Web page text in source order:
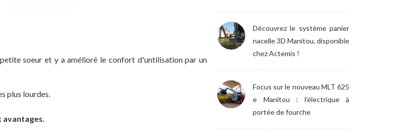
soeur et y a amélioré le confort d'untilisation par un
plus lourdes.
avantages.
Découvrez le système panier
nacelle 3D Manitou, disponible
chez Actemis !
Focus sur le nouveau MLT 625
e Manitou : l’électrique à
portée de fourche